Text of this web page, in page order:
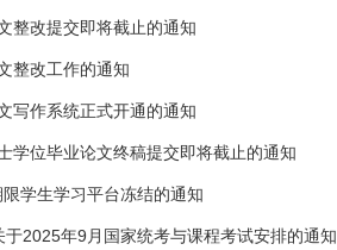
整改提交即将截止的通知
整改工作的通知
写作系统正式开通的通知
学位毕业论文终稿提交即将截止的通知
学生学习平台冻结的通知
2025年9月国家统考与课程考试安排的通知